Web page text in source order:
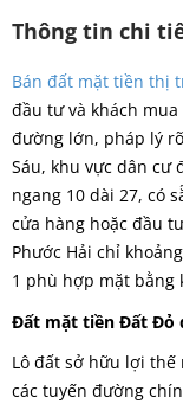
Thông tin chi
Bán đất mặt tiền thị
đầu tư và khách
đường lớn, pháp lý
Sáu, khu vực dân cư
ngang 10 dài 27, có
cửa hàng hoặc đầu
Phước Hải chỉ
1 phù hợp mặt bằng
Đất mặt tiền Đất Đỏ
Lô đất sở hữu lợi thế
các tuyến đường